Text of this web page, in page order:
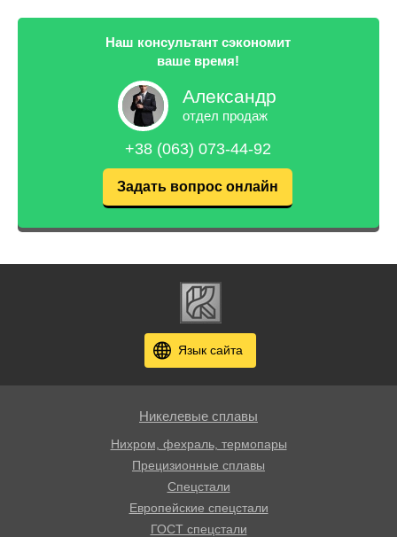
Наш консультант сэкономит
ваше время!
Александр
отдел продаж
+38 (063) 073-44-92
Задать вопрос онлайн
Язык сайта
Никелевые сплавы
Нихром, фехраль, термопары
Прецизионные сплавы
Спецстали
Европейские спецстали
ГОСТ спецстали